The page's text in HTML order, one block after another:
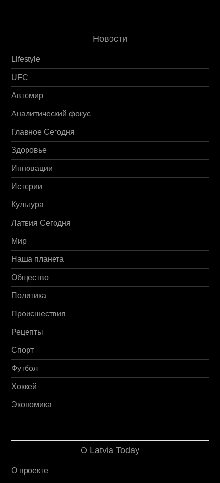
Новости
Lifestyle
UFC
Автомир
Аналитический фокус
Главное Сегодня
Здоровье
Инновации
Истории
Культура
Латвия Сегодня
Мир
Наша планета
Общество
Политика
Происшествия
Рецепты
Спорт
Футбол
Хоккей
Экономика
О Latvia Today
О проекте